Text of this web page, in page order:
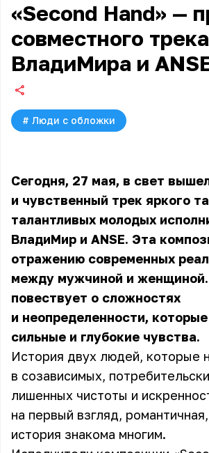
«Second Hand» —
совместного трека
ВладиМира и
# Люди с обложки
Сегодня, 27 мая, в свет
и чувственный трек яркого
талантливых молодых
ВладиМир и ANSE. Эта
отражению современных
между мужчиной и
повествует о сложностях
и неопределенности,
сильные и глубокие чувства.
История двух людей, которые
в созависимых,
лишенных чистоты и
на первый взгляд,
история знакома многим.